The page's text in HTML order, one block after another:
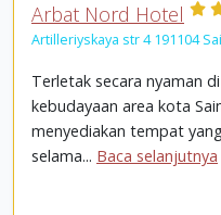
Arbat Nord Hotel
Artilleriyskaya str 4 191104
Terletak secara nyaman
kebudayaan area kota
menyediakan tempat
selama... Baca selanjutnya